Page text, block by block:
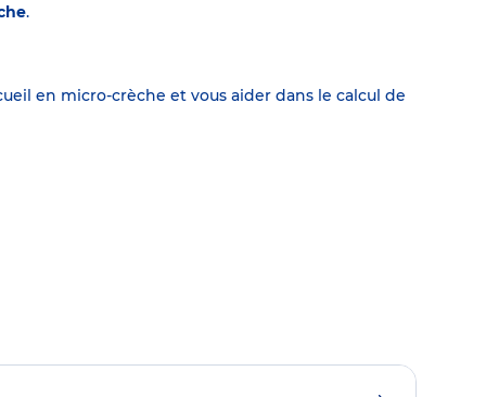
.
en micro-crèche et vous aider dans le calcul de